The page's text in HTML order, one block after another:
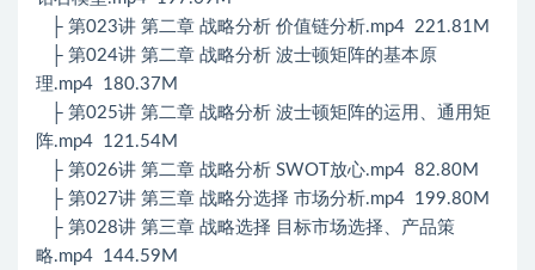
├ 第023讲 第二章 战略分析 价值链分析.mp4 221.81M
├ 第024讲 第二章 战略分析 波士顿矩阵的基本原
理.mp4 180.37M
├ 第025讲 第二章 战略分析 波士顿矩阵的运用、通用矩
阵.mp4 121.54M
├ 第026讲 第二章 战略分析 SWOT放心.mp4 82.80M
├ 第027讲 第三章 战略分选择 市场分析.mp4 199.80M
├ 第028讲 第三章 战略选择 目标市场选择、产品策
略.mp4 144.59M